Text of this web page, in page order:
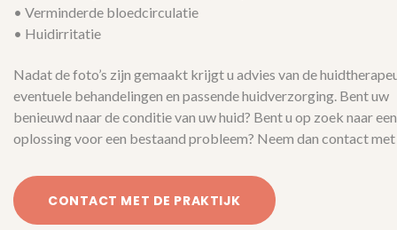
• Verminderde bloedcirculatie
• Huidirritatie
Nadat de foto’s zijn gemaakt krijgt u advies van de
eventuele behandelingen en passende huidverzorging. Bent uw
benieuwd naar de conditie van uw huid? Bent u op zoek naar een
oplossing voor een bestaand probleem? Neem dan contact met
CONTACT MET DE PRAKTIJK